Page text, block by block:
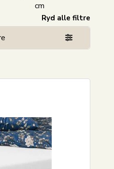
cm
Ryd alle filtre